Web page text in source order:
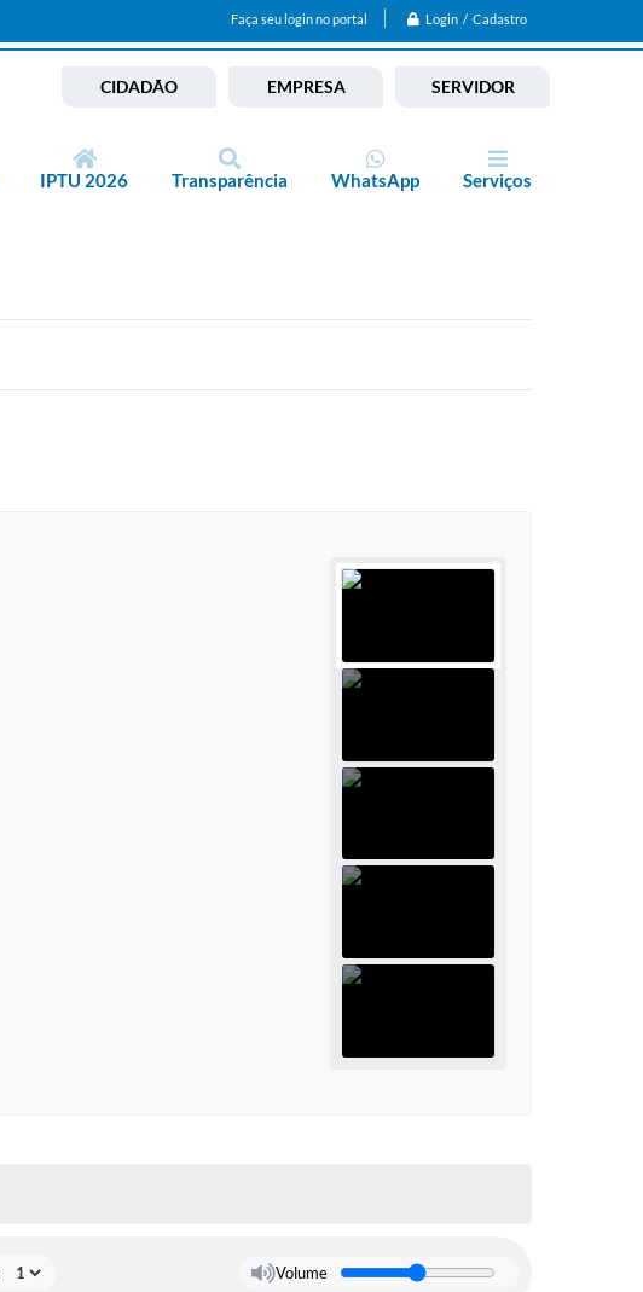
Faça seu login no portal Login / Cadastro
CIDADÃO EMPRESA SERVIDOR
IPTU 2026 Transparência WhatsApp Serviços
Volume